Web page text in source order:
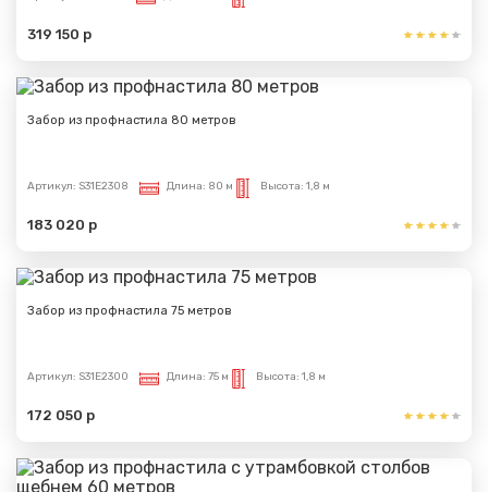
319 150 р
Забор из профнастила 80 метров
Артикул: S31E2308 Длина: 80 м Высота: 1,8 м
183 020 р
Забор из профнастила 75 метров
Артикул: S31E2300 Длина: 75 м Высота: 1,8 м
172 050 р